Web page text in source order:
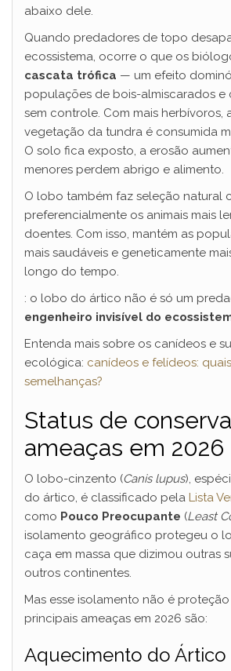
abaixo dele.
Quando predadores de topo
ecossistema, ocorre o que os
cascata trófica — um efeito
populações de bois-almiscarados e
sem controle. Com mais herbívoros,
vegetação da tundra é consumida
O solo fica exposto, a erosão
menores perdem abrigo e alimento.
O lobo também faz seleção natural
preferencialmente os animais mais
doentes. Com isso, mantém as
mais saudáveis e geneticamente
longo do tempo.
: o lobo do ártico não é só um
engenheiro invisível do
Entenda mais sobre os canídeos e
ecológica: canídeos e felídeos:
semelhanças?
Status de
ameaças em 2026
O lobo-cinzento (Canis lupus),
do ártico, é classificado pela Lista
como Pouco Preocupante (Least
isolamento geográfico protegeu o
caça em massa que dizimou outras
outros continentes.
Mas esse isolamento não é
principais ameaças em 2026 são:
Aquecimento do Ártico